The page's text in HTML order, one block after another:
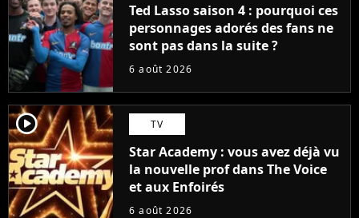
Ted Lasso saison 4 : pourquoi ces
personnages adorés des fans ne
sont pas dans la suite ?
6 août 2026
player2 TV
Star Academy : vous avez déjà vu
la nouvelle prof dans The Voice
et aux Enfoirés
6 août 2026